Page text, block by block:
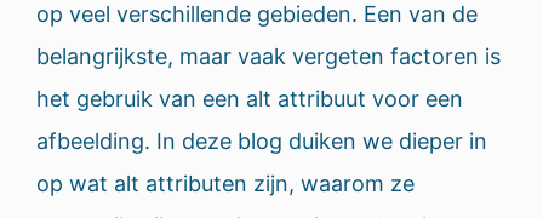
op veel verschillende gebieden. Een van de
belangrijkste, maar vaak vergeten factoren is
het gebruik van een alt attribuut voor een
afbeelding. In deze blog duiken we dieper in
op wat alt attributen zijn, waarom ze